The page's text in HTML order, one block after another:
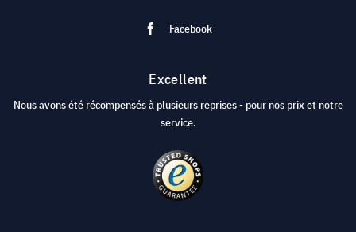
Facebook
Excellent
Nous avons été récompensés à plusieurs reprises - pour nos prix et notre
service.